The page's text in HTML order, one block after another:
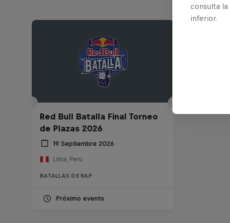
Red Bull Batalla Final Torneo
de Plazas 2026
19 Septiembre 2026
Lima, Peru
BATALLAS DE RAP
Próximo evento
consulta la
inferior.